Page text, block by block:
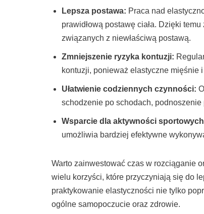
Lepsza postawa: Praca nad
prawidłową postawę ciała. Dzięki
związanych z niewłaściwą postawą.
Zmniejszenie ryzyka kontuzji:
kontuzji, ponieważ elastyczne mięśnie
Ułatwienie codziennych czynności:
schodzenie po schodach,
Wsparcie dla aktywności
umożliwia bardziej efektywne
Warto zainwestować czas w rozciąganie
wielu korzyści, które przyczyniają się do
praktykowanie elastyczności nie tylko
ogólne samopoczucie oraz zdrowie.